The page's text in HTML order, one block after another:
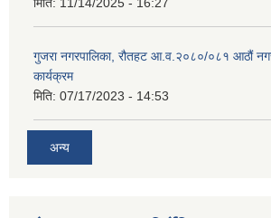
मिति: 11/14/2025 - 16:27
गुजरा नगरपालिका, रौतहट आ.व.२०८०/०८१ आठौं
कार्यक्रम
मिति: 07/17/2023 - 14:53
अन्य